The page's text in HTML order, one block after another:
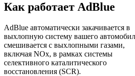
Как работает AdBlue
AdBlue автоматически закачивается в
выхлопную систему вашего
смешивается с выхлопными газами,
включая NOx, в рамках системы
селективного каталитического
восстановления (SCR).